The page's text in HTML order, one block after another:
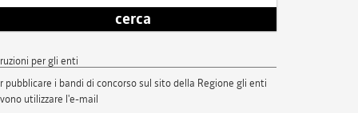
cerca
per gli enti
pubblicare i bandi di concorso sul sito della Regione gli enti
utilizzare l'e-mail